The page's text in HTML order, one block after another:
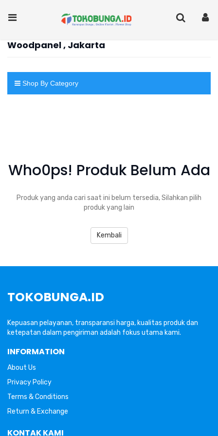
Woodpanel , Jakarta
Shop By Category
Who0ps! Produk Belum Ada
Produk yang anda cari saat ini belum tersedia, Silahkan pilih
produk yang lain
Kembali
TOKOBUNGA.ID
Kepuasan pelayanan, transparansi harga, kualitas produk dan
ketepatan dalam pengiriman adalah fokus utama kami.
INFORMATION
About Us
Privacy Policy
Terms & Conditions
Return & Exchange
KONTAK KAMI